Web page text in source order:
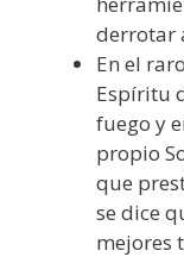
derrotar
En el
Espíritu
fuego y
propio
que
se dice
mejores